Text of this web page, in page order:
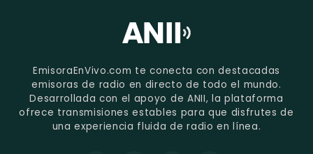
EmisoraEnVivo.com te conecta con destacadas
emisoras de radio en directo de todo el mundo.
Desarrollada con el apoyo de ANII, la plataforma
ofrece transmisiones estables para que disfrutes de
una experiencia fluida de radio en línea.